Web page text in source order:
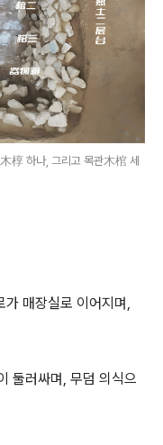
椁 하나, 그리고 목관木棺 세
가 매장실로 이어지며,
둘러싸며, 무덤 의식으